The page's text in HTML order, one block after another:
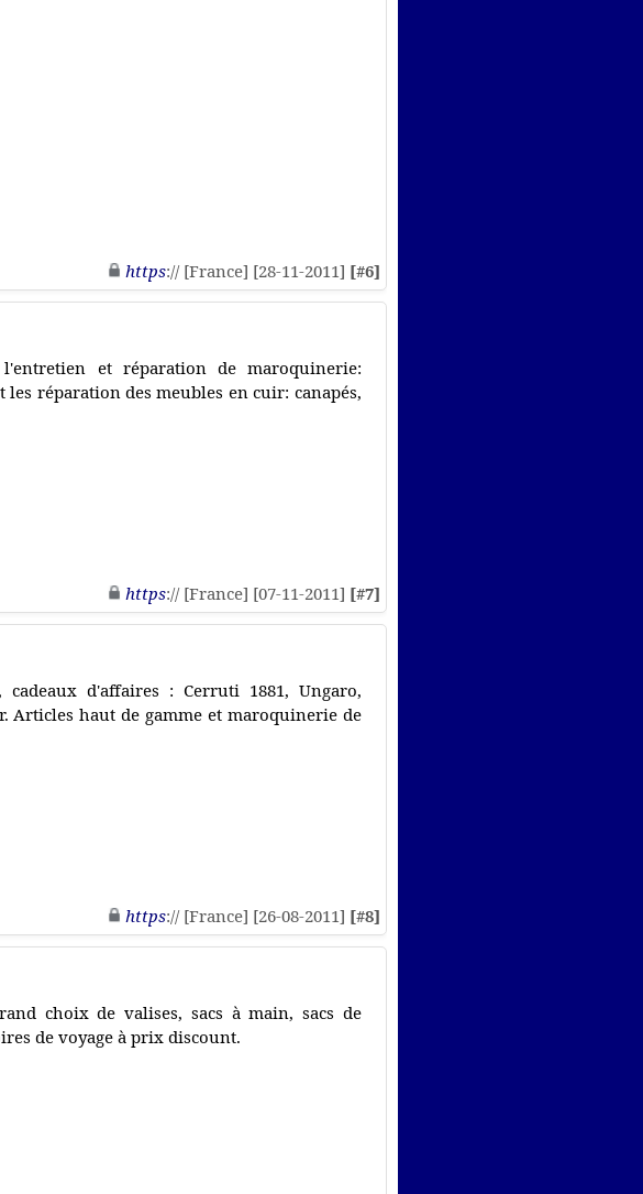
https:// [France] [28-11-2011] [#6]
et réparation de maroquinerie:
réparation des meubles en cuir: canapés,
https:// [France] [07-11-2011] [#7]
d'affaires : Cerruti 1881, Ungaro,
Articles haut de gamme et maroquinerie de
https:// [France] [26-08-2011] [#8]
choix de valises, sacs à main, sacs de
de voyage à prix discount.